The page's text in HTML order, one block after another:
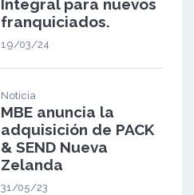
Integral para nuevos
franquiciados.
19/03/24
Noticia
MBE anuncia la
adquisición de PACK
& SEND Nueva
Zelanda
31/05/23